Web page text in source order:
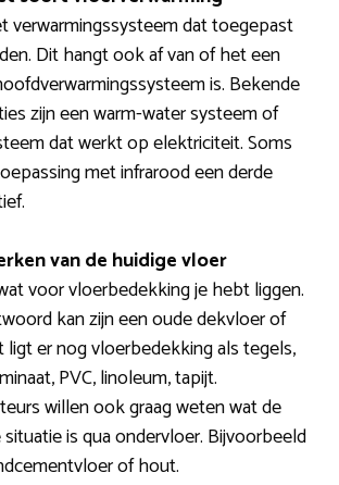
verwarmingssysteem dat toegepast
Dit hangt ook af van of het een
is. Bekende
zijn een warm-water systeem of
dat werkt op elektriciteit. Soms
met infrarood een derde
van de huidige vloer
voor vloerbedekking je hebt liggen.
kan zijn een oude dekvloer of
er nog vloerbedekking als tegels,
PVC, linoleum, tapijt.
willen ook graag weten wat de
is qua ondervloer. Bijvoorbeeld
of hout.